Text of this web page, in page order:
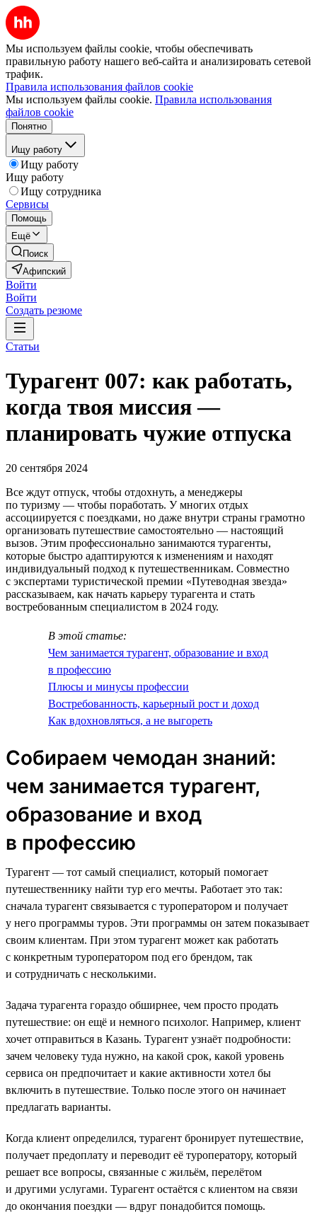
Мы используем файлы cookie, чтобы обеспечивать
правильную работу нашего веб-сайта и анализировать сетевой
трафик.
Правила использования файлов cookie
Мы используем файлы cookie. Правила использования
файлов cookie
Понятно
Ищу работу
Ищу работу
Ищу работу
Ищу сотрудника
Сервисы
Помощь
Ещё
Поиск
Афипский
Войти
Войти
Создать резюме
Статьи
Турагент 007: как работать,
когда твоя миссия —
планировать чужие отпуска
20 сентября 2024
Все ждут отпуск, чтобы отдохнуть, а менеджеры
по туризму — чтобы поработать. У многих отдых
ассоциируется с поездками, но даже внутри страны грамотно
организовать путешествие самостоятельно — настоящий
вызов. Этим профессионально занимаются турагенты,
которые быстро адаптируются к изменениям и находят
индивидуальный подход к путешественникам. Совместно
с экспертами туристической премии «Путеводная звезда»
рассказываем, как начать карьеру турагента и стать
востребованным специалистом в 2024 году.
В этой статье:
Чем занимается турагент, образование и вход
в профессию
Плюсы и минусы профессии
Востребованность, карьерный рост и доход
Как вдохновляться, а не выгореть
Собираем чемодан знаний:
чем занимается турагент,
образование и вход
в профессию
Турагент — тот самый специалист, который помогает
путешественнику найти тур его мечты. Работает это так:
сначала турагент связывается с туроператором и получает
у него программы туров. Эти программы он затем показывает
своим клиентам. При этом турагент может как работать
с конкретным туроператором под его брендом, так
и сотрудничать с несколькими.
Задача турагента гораздо обширнее, чем просто продать
путешествие: он ещё и немного психолог. Например, клиент
хочет отправиться в Казань. Турагент узнаёт подробности:
зачем человеку туда нужно, на какой срок, какой уровень
сервиса он предпочитает и какие активности хотел бы
включить в путешествие. Только после этого он начинает
предлагать варианты.
Когда клиент определился, турагент бронирует путешествие,
получает предоплату и переводит её туроператору, который
решает все вопросы, связанные с жильём, перелётом
и другими услугами. Турагент остаётся с клиентом на связи
до окончания поездки — вдруг понадобится помощь.